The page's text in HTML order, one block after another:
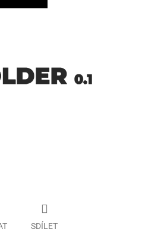
SDÍLET